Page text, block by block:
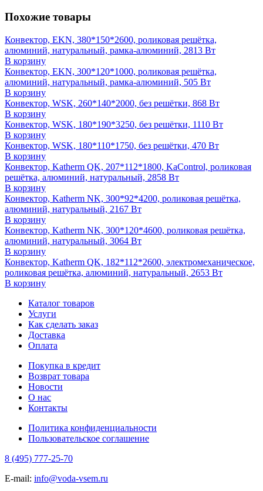
Похожие товары
Конвектор, EKN, 380*150*2600, роликовая решётка,
алюминий, натуральный, рамка-алюминий, 2813 Вт
В корзину
Конвектор, EKN, 300*120*1000, роликовая решётка,
алюминий, натуральный, рамка-алюминий, 505 Вт
В корзину
Конвектор, WSK, 260*140*2000, без решётки, 868 Вт
В корзину
Конвектор, WSK, 180*190*3250, без решётки, 1110 Вт
В корзину
Конвектор, WSK, 180*110*1750, без решётки, 470 Вт
В корзину
Конвектор, Katherm QK, 207*112*1800, KaControl, роликовая
решётка, алюминий, натуральный, 2858 Вт
В корзину
Конвектор, Katherm NK, 300*92*4200, роликовая решётка,
алюминий, натуральный, 2167 Вт
В корзину
Конвектор, Katherm NK, 300*120*4600, роликовая решётка,
алюминий, натуральный, 3064 Вт
В корзину
Конвектор, Katherm QK, 182*112*2600, электромеханическое,
роликовая решётка, алюминий, натуральный, 2653 Вт
В корзину
Каталог товаров
Услуги
Как сделать заказ
Доставка
Оплата
Покупка в кредит
Возврат товара
Новости
О нас
Контакты
Политика конфиденциальности
Пользовательское соглашение
8 (495) 777-25-70
E-mail: info@voda-vsem.ru